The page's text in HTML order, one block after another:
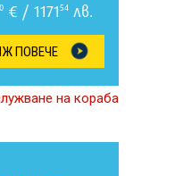
€ / 117154лв.
ПОВЕЧЕ
на кораба